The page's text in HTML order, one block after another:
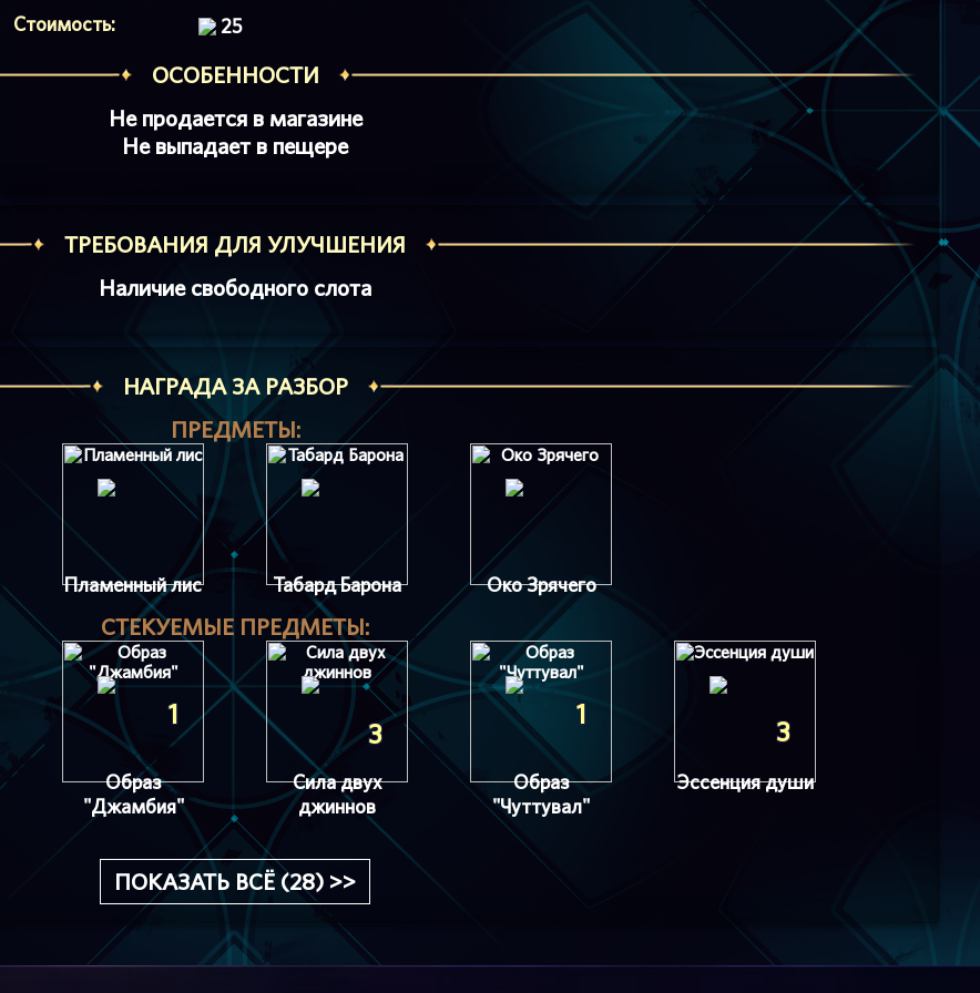
Стоимость: 25
ОСОБЕННОСТИ
Не продается в магазине
Не выпадает в пещере
ТРЕБОВАНИЯ ДЛЯ УЛУЧШЕНИЯ
Наличие свободного слота
НАГРАДА ЗА РАЗБОР
ПРЕДМЕТЫ:
Пламенный лис Табард Барона Око Зрячего
СТЕКУЕМЫЕ ПРЕДМЕТЫ:
1
Образ
"Джамбия"
3
Сила двух
джиннов
1
Образ
"Чуттувал"
3
Эссенция души
ПОКАЗАТЬ ВСЁ (28) >>